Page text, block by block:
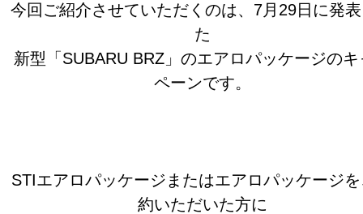
今回ご紹介させていただくのは、7月29日に発
た
新型「SUBARU BRZ」のエアロパッケージのキ
ペーンです。
STIエアロパッケージまたはエアロパッケージ
約いただいた方に